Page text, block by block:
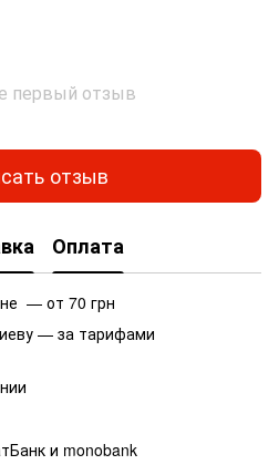
первый отзыв
отзыв
Оплата
— от 70 грн
— за тарифами
и monobank